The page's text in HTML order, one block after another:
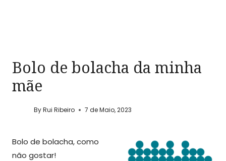
Bolo de bolacha da minha
mãe
ByRui Ribeiro 7 de Maio, 2023
Bolo de bolacha, como
não gostar!